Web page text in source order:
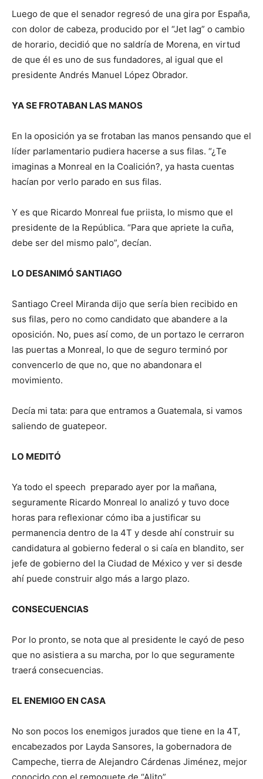
Luego de que el senador regresó de una gira por España,
con dolor de cabeza, producido por el “Jet lag” o cambio
de horario, decidió que no saldría de Morena, en virtud
de que él es uno de sus fundadores, al igual que el
presidente Andrés Manuel López Obrador.
YA SE FROTABAN LAS MANOS
En la oposición ya se frotaban las manos pensando que el
líder parlamentario pudiera hacerse a sus filas. “¿Te
imaginas a Monreal en la Coalición?, ya hasta cuentas
hacían por verlo parado en sus filas.
Y es que Ricardo Monreal fue priista, lo mismo que el
presidente de la República. “Para que apriete la cuña,
debe ser del mismo palo”, decían.
LO DESANIMÓ SANTIAGO
Santiago Creel Miranda dijo que sería bien recibido en
sus filas, pero no como candidato que abandere a la
oposición. No, pues así como, de un portazo le cerraron
las puertas a Monreal, lo que de seguro terminó por
convencerlo de que no, que no abandonara el
movimiento.
Decía mi tata: para que entramos a Guatemala, si vamos
saliendo de guatepeor.
LO MEDITÓ
Ya todo el speech preparado ayer por la mañana,
seguramente Ricardo Monreal lo analizó y tuvo doce
horas para reflexionar cómo iba a justificar su
permanencia dentro de la 4T y desde ahí construir su
candidatura al gobierno federal o si caía en blandito, ser
jefe de gobierno del la Ciudad de México y ver si desde
ahí puede construir algo más a largo plazo.
CONSECUENCIAS
Por lo pronto, se nota que al presidente le cayó de peso
que no asistiera a su marcha, por lo que seguramente
traerá consecuencias.
EL ENEMIGO EN CASA
No son pocos los enemigos jurados que tiene en la 4T,
encabezados por Layda Sansores, la gobernadora de
Campeche, tierra de Alejandro Cárdenas Jiménez, mejor